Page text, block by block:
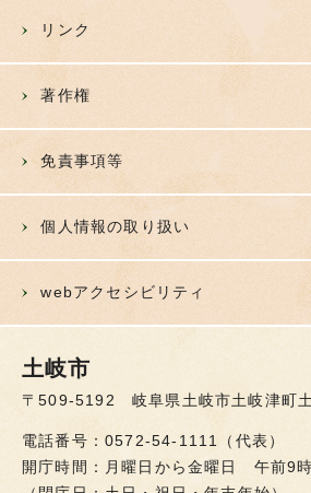
リンク
著作権
免責事項等
個人情報の取り扱い
webアクセシビリティ
土岐市
〒509-5192 岐阜県土岐市土岐津町
電話番号：0572-54-1111（代表）
開庁時間：月曜日から金曜日 午前9